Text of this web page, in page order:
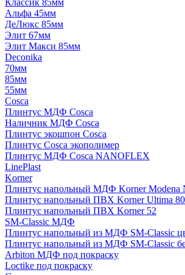
Классик 85мм
Альфа 45мм
ДеЛюкс 85мм
Элит 67мм
Элит Макси 85мм
Deconika
70мм
85мм
55мм
Cosca
Плинтус МДФ Cosca
Наличник МДФ Cosca
Плинтус экошпон Cosca
Плинтус Cosca экополимер
Плинтус МДФ Cosca NANOFLEX
LinePlast
Korner
Плинтус напольный МДФ Korner Modena
Плинтус напольный ПВХ Korner Ultima 80
Плинтус напольный ПВХ Korner 52
SM-Classic МДФ
Плинтус напольный из МДФ SM-Classic
Плинтус напольный из МДФ SM-Classic
Arbiton МДФ под покраску
Loctike под покраску